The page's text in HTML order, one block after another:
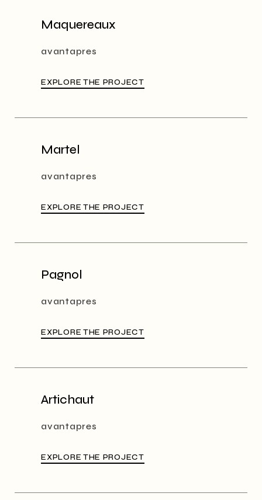
Maquereaux
avantapres
EXPLORE THE PROJECT
Martel
avantapres
EXPLORE THE PROJECT
Pagnol
avantapres
EXPLORE THE PROJECT
Artichaut
avantapres
EXPLORE THE PROJECT